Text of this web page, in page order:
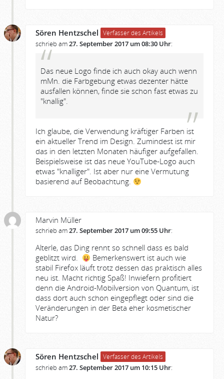
Sören Hentzschel Verfasser des Artikels
schrieb am27. September 2017 um 08:30 Uhr:
Das neue Logo finde ich auch okay auch wenn
mMn. die Farbgebung etwas dezenter hätte
ausfallen können, finde sie schon fast etwas zu
"knallig".
Ich glaube, die Verwendung kräftiger Farben ist
ein aktueller Trend im Design. Zumindest ist mir
das in den letzten Monaten häufiger aufgefallen.
Beispielsweise ist das neue YouTube-Logo auch
etwas "knalliger". Ist aber nur eine Vermutung
basierend auf Beobachtung.
Marvin Müller
schrieb am27. September 2017 um 09:55 Uhr:
Alterle, das Ding rennt so schnell dass es bald
geblitzt wird.
Bemerkenswert ist auch wie
stabil Firefox läuft trotz dessen das praktisch alles
neu ist. Macht richtig Spaß! Inwiefern profitiert
denn die Android-Mobilversion von Quantum, ist
dass dort auch schon eingepflegt oder sind die
Veränderungen in der Beta eher kosmetischer
Natur?
Sören Hentzschel Verfasser des Artikels
schrieb am27. September 2017 um 10:15 Uhr: